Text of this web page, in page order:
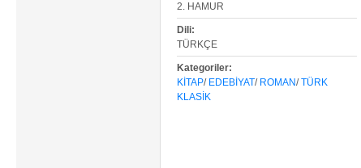
2. HAMUR
Dili:
TÜRKÇE
Kategoriler:
KITAP/ EDEBIYAT/ ROMAN/TÜRK
KLASIK